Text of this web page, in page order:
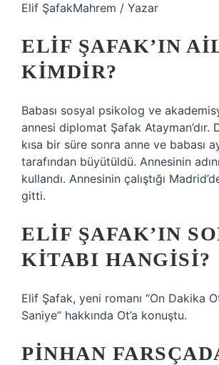
Elif ŞafakMahrem / Yazar
ELIF ŞAFAK’IN
KIMDIR?
Babası sosyal psikolog ve
annesi diplomat Şafak Atayman’dır.
kısa bir süre sonra anne ve babası
tarafından büyütüldü. Annesinin
kullandı. Annesinin çalıştığı
gitti.
ELIF ŞAFAK’IN
KITABI HANGISI?
Elif Şafak, yeni romanı “On Dakika
Saniye” hakkında Ot’a konuştu.
PINHAN